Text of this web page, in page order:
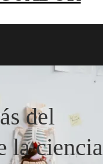
del
la ciencia